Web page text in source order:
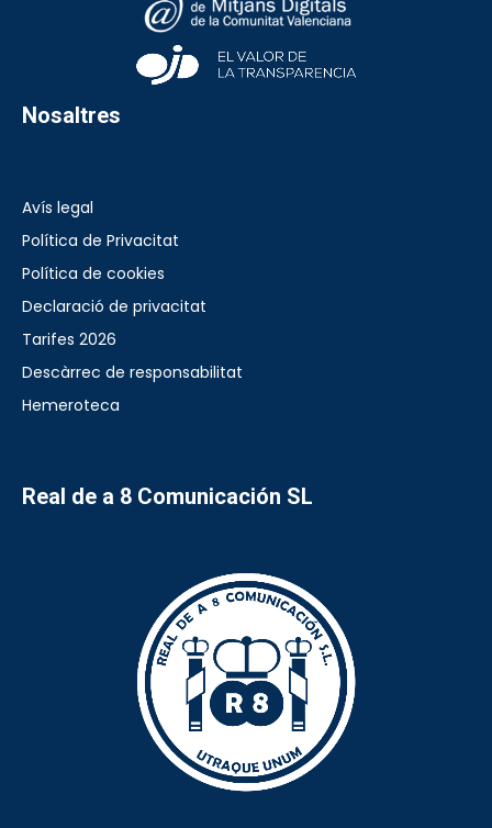
Nosaltres
Avís legal
Política de Privacitat
Política de cookies
Declaració de privacitat
Tarifes 2026
Descàrrec de responsabilitat
Hemeroteca
Real de a 8 Comunicación SL